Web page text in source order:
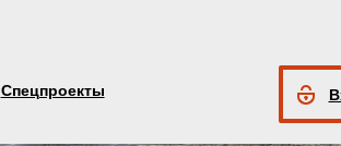
Спецпроекты